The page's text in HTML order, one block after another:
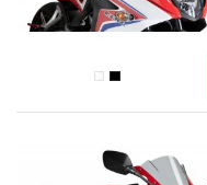
Przezroczysty (W)
Czarny (N)